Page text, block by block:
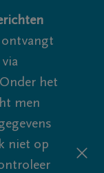
ontvangt
het
men
niet op